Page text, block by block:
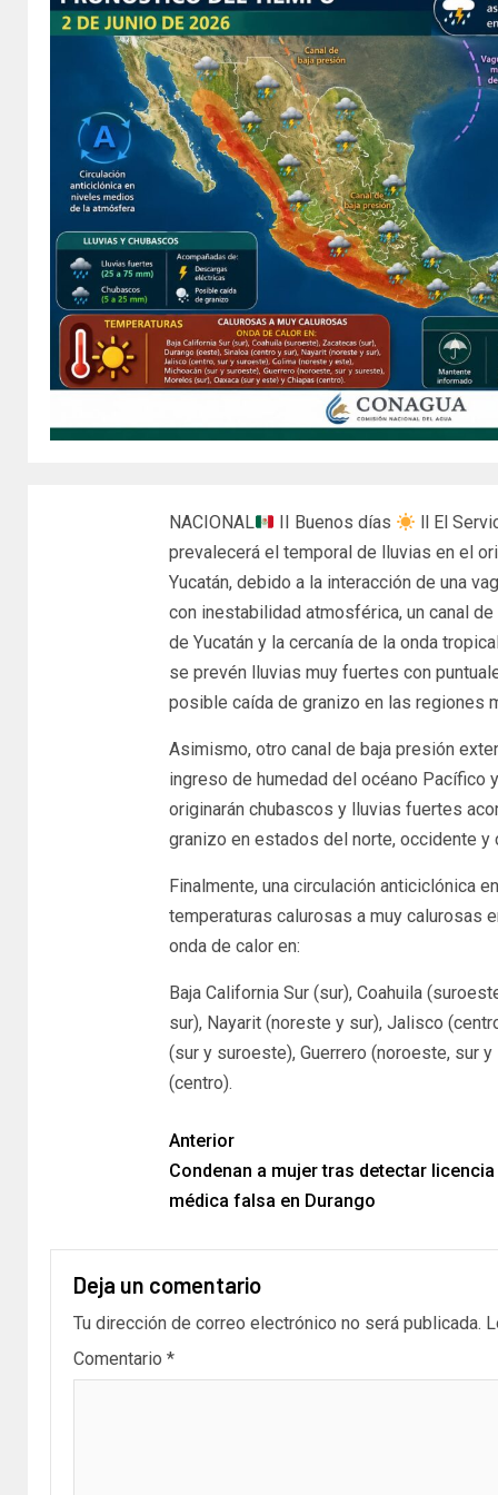
NACIONAL II Buenos días
ll El
prevalecerá el temporal de lluvias en el
Yucatán, debido a la interacción de una
con inestabilidad atmosférica, un canal
de Yucatán y la cercanía de la onda
se prevén lluvias muy fuertes con
posible caída de granizo en las regiones
Asimismo, otro canal de baja presión
ingreso de humedad del océano
originarán chubascos y lluvias fuertes
granizo en estados del norte, occidente y
Finalmente, una circulación anticiclónica
temperaturas calurosas a muy calurosas
onda de calor en:
Baja California Sur (sur), Coahuila
sur), Nayarit (noreste y sur), Jalisco
(sur y suroeste), Guerrero (noroeste, sur
(centro).
Anterior
Condenan a mujer tras detectar licencia
médica falsa en Durango
Deja un comentario
Tu dirección de correo electrónico no será publicada.
Comentario *